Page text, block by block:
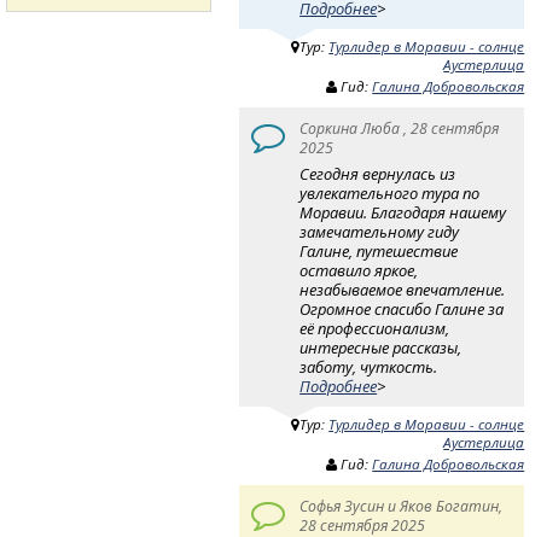
Подробнее>
Тур: Турлидер в Моравии - солнце
Аустерлица
Гид:Галина Добровольская
Соркина Люба , 28 сентября
2025
Сегодня вернулась из
увлекательного тура по
Моравии. Благодаря нашему
замечательному гиду
Галине, путешествие
оставило яркое,
незабываемое впечатление.
Огромное спасибо Галине за
её профессионализм,
интересные рассказы,
заботу, чуткость.
Подробнее>
Тур: Турлидер в Моравии - солнце
Аустерлица
Гид:Галина Добровольская
Софья Зусин и Яков Богатин,
28 сентября 2025